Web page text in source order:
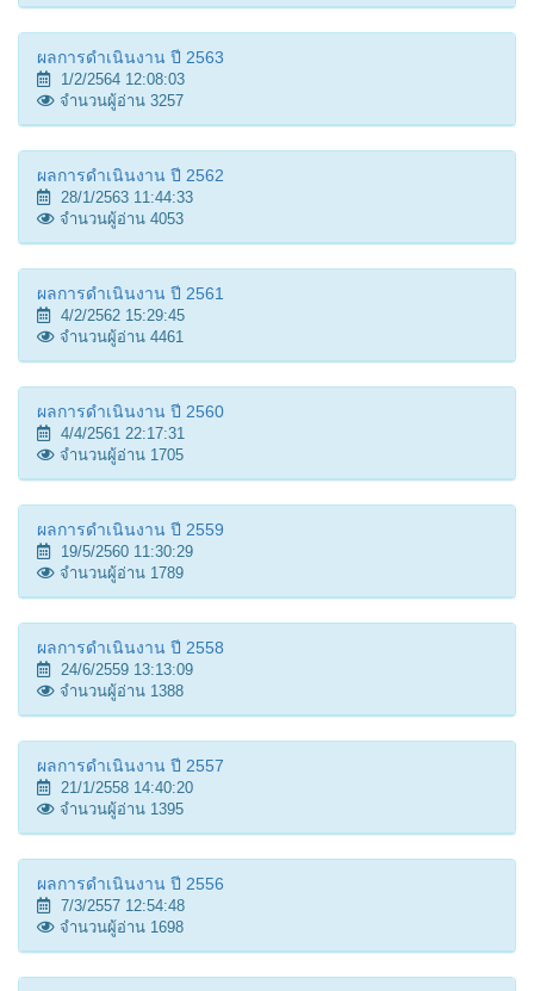
ผลการดำเนินงาน ปี 2563
1/2/2564 12:08:03
จำนวนผู้อ่าน 3257
ผลการดำเนินงาน ปี 2562
28/1/2563 11:44:33
จำนวนผู้อ่าน 4053
ผลการดำเนินงาน ปี 2561
4/2/2562 15:29:45
จำนวนผู้อ่าน 4461
ผลการดำเนินงาน ปี 2560
4/4/2561 22:17:31
จำนวนผู้อ่าน 1705
ผลการดำเนินงาน ปี 2559
19/5/2560 11:30:29
จำนวนผู้อ่าน 1789
ผลการดำเนินงาน ปี 2558
24/6/2559 13:13:09
จำนวนผู้อ่าน 1388
ผลการดำเนินงาน ปี 2557
21/1/2558 14:40:20
จำนวนผู้อ่าน 1395
ผลการดำเนินงาน ปี 2556
7/3/2557 12:54:48
จำนวนผู้อ่าน 1698